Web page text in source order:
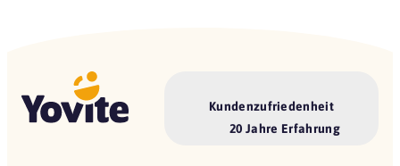
Kundenzufriedenheit
20 Jahre Erfahrung